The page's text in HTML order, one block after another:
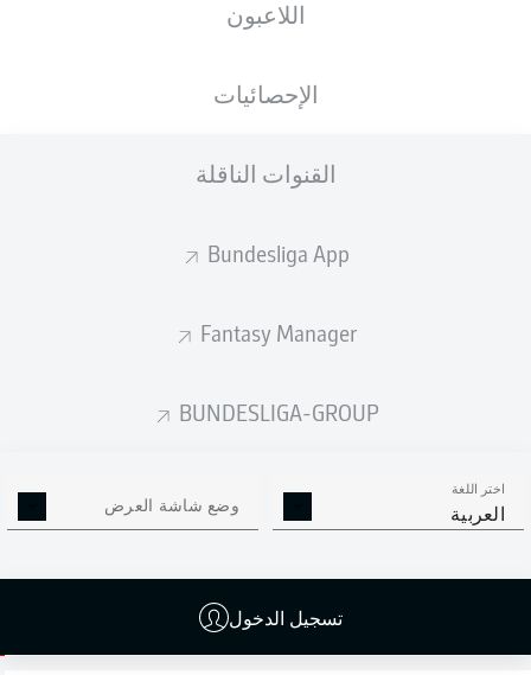
اللاعبون
الإحصائيات
القنوات الناقلة
Bundesliga App
Fantasy Manager
BUNDESLIGA-GROUP
اختر اللغة
العربية وضع شاشة العرض
تسجيل الدخول
F. Zwayer
JEAN-PAULBOËTIUS
86'
ADAMBODZEK